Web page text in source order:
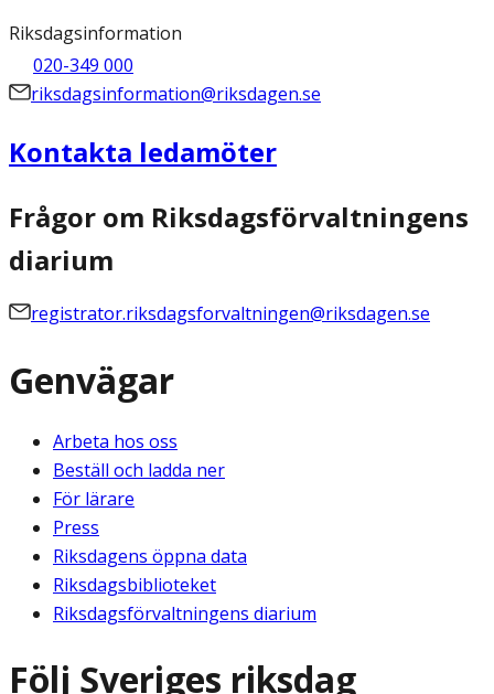
Riksdagsinformation
020-349 000
riksdagsinformation@riksdagen.se
Kontakta ledamöter
Frågor om Riksdagsförvaltningens
diarium
registrator.riksdagsforvaltningen@riksdagen.se
Genvägar
Arbeta hos oss
Beställ och ladda ner
För lärare
Press
Riksdagens öppna data
Riksdagsbiblioteket
Riksdagsförvaltningens diarium
Följ Sveriges riksdag